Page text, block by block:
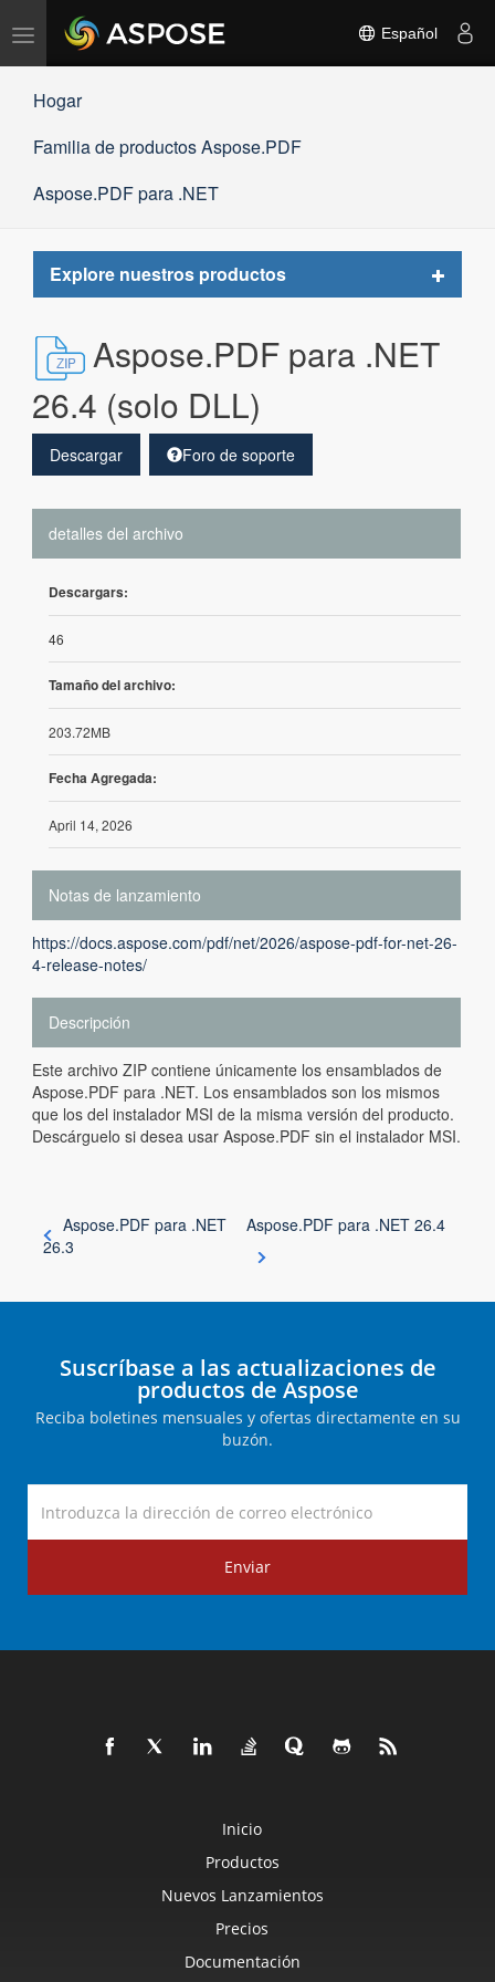
Alternar
navegación
Español
Hogar
Familia de productos Aspose.PDF
Aspose.PDF para .NET
Explore nuestros productos
Toggle
Aspose.PDF para .NET
26.4 (solo DLL)
Descargar Foro de soporte
detalles del archivo
Descargars:
46
Tamaño del archivo:
203.72MB
Fecha Agregada:
April 14, 2026
Notas de lanzamiento
https://docs.aspose.com/pdf/net/2026/aspose-pdf-for-net-26-
4-release-notes/
Descripción
Este archivo ZIP contiene únicamente los ensamblados de
Aspose.PDF para .NET. Los ensamblados son los mismos
que los del instalador MSI de la misma versión del producto.
Descárguelo si desea usar Aspose.PDF sin el instalador MSI.
Aspose.PDF para .NET
26.3
Aspose.PDF para .NET 26.4
Suscríbase a las actualizaciones de
productos de Aspose
Reciba boletines mensuales y ofertas directamente en su
buzón.
Enviar
Inicio
Productos
Nuevos Lanzamientos
Precios
Documentación